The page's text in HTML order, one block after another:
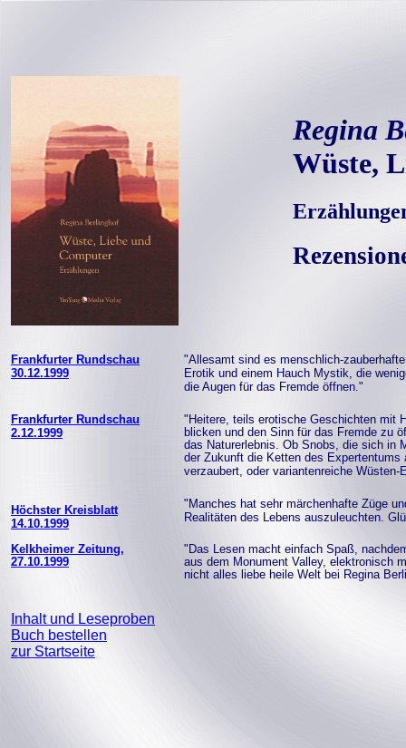
Regina
Wüste,
Frankfurter Rundschau
30.12.1999
"Allesamt sind es menschlich-
Erotik und einem Hauch Mystik, die
die Augen für das Fremde öffnen."
Frankfurter Rundschau
2.12.1999
" Heitere, teils erotische Geschichten mit
blicken und den Sinn für das Fremde zu
das Naturerlebnis. Ob Snobs, die sich in
der Zukunft die Ketten des
verzaubert, oder variantenreiche
Höchster Kreisblatt
14.10.1999
"Manches hat sehr märchenhafte Züge
Realitäten des Lebens auszuleuchten.
Kelkheimer Zeitung,
27.10.1999
"Das Lesen macht einfach Spaß,
aus dem Monument Valley, elektronisch
nicht alles liebe heile Welt bei Regina
Inhalt und Leseproben
Buch bestellen
zur Startseite